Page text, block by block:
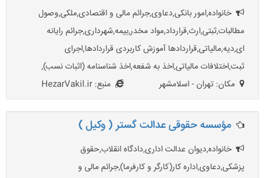
خانواده,امور بانکی,دعاوی,جرائم مالی و اقتصادی,ملکی,وصول
مطالبات,ثبتی,ارث,قرارداد,مواد مخدر,بیمه,شهرداری,جرائم رایانه
ای,دیه,مالیاتی,قراردادها آموزش کاربردی قراردادها,اجرای
ثبت,اختلافات مالیاتی,اخذ به شفعه,اخذ شناسنامه (اثبات نسب),
مکان: تهران - اسلامشهر
منبع: HezarVakil.ir
مؤسسه حقوقی عدالت گستر ( وکیل )
خانواده,دیوان عدالت اداری,دادگاه انقلاب,حقوق
پزشکی,دعاوی,اداره کار(کارگر و کارفرما),جرائم مالی و